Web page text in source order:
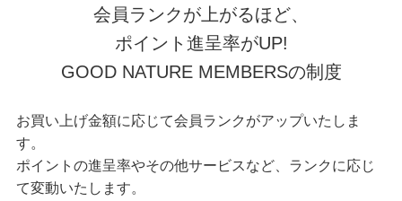
会員ランクが上がるほど、
ポイント進呈率がUP!
GOOD NATURE MEMBERSの制度
お買い上げ金額に応じて会員ランクがアップいたしま
す。
ポイントの進呈率やその他サービスなど、ランクに応じ
て変動いたします。